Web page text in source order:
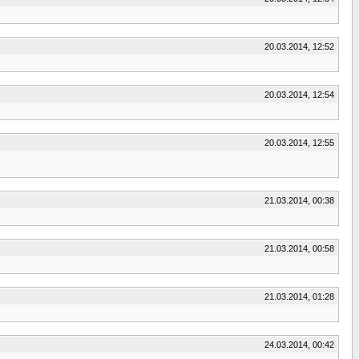
20.03.2014, 12:52
20.03.2014, 12:54
20.03.2014, 12:55
21.03.2014, 00:38
21.03.2014, 00:58
21.03.2014, 01:28
24.03.2014, 00:42